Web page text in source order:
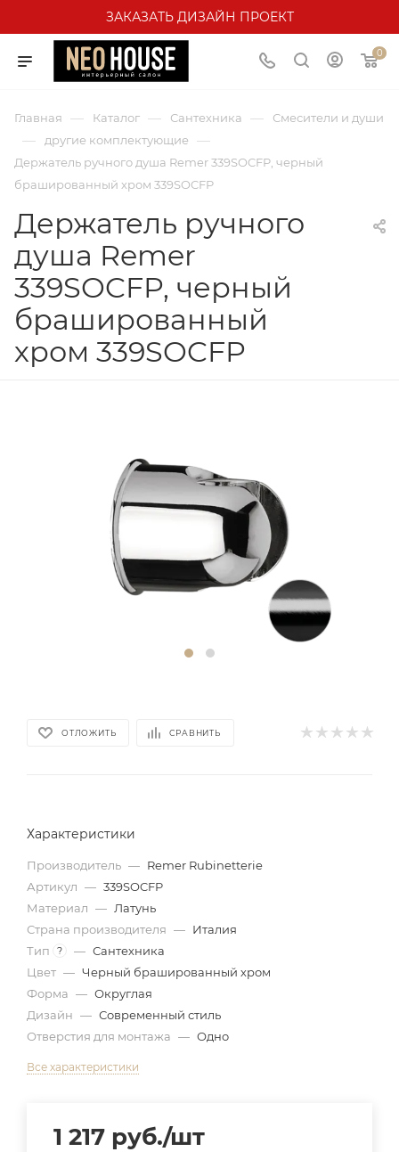
ЗАКАЗАТЬ ДИЗАЙН ПРОЕКТ
0
Главная — Каталог — Сантехника — Смесители и души
— другие комплектующие —
Держатель ручного душа Remer 339SOCFP, черный
брашированный хром 339SOCFP
Держатель ручного
душа Remer
339SOCFP, черный
брашированный
хром 339SOCFP
ОТЛОЖИТЬ СРАВНИТЬ
Характеристики
Производитель — Remer Rubinetterie
Артикул — 339SOCFP
Материал — Латунь
Страна производителя — Италия
Тип
? — Сантехника
Цвет — Черный брашированный хром
Форма — Округлая
Дизайн — Современный стиль
Отверстия для монтажа — Одно
Все характеристики
1 217 руб./шт